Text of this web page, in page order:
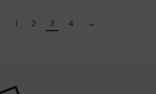
1 2 3 4 →